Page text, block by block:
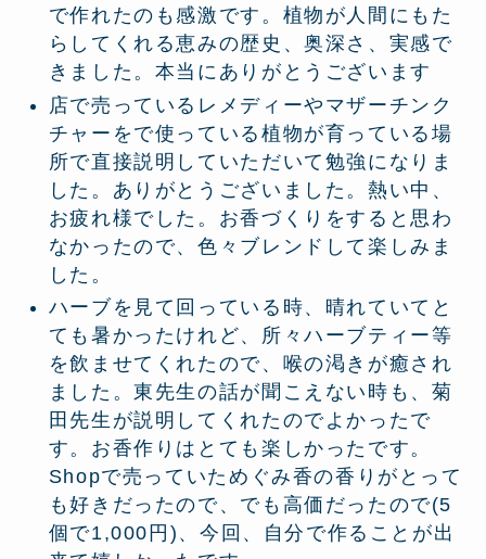
で作れたのも感激です。植物が人間にもた
らしてくれる恵みの歴史、奥深さ、実感で
きました。本当にありがとうございます
店で売っているレメディーやマザーチンク
チャーをで使っている植物が育っている場
所で直接説明していただいて勉強になりま
した。ありがとうございました。熱い中、
お疲れ様でした。お香づくりをすると思わ
なかったので、色々ブレンドして楽しみま
した。
ハーブを見て回っている時、晴れていてと
ても暑かったけれど、所々ハーブティー等
を飲ませてくれたので、喉の渇きが癒され
ました。東先生の話が聞こえない時も、菊
田先生が説明してくれたのでよかったで
す。お香作りはとても楽しかったです。
Shopで売っていためぐみ香の香りがとって
も好きだったので、でも高価だったので(5
個で1,000円)、今回、自分で作ることが出